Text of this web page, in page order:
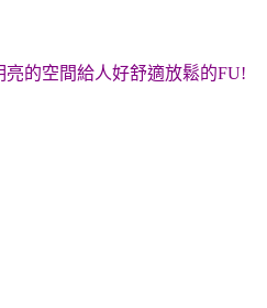
的空間給人好舒適放鬆的FU!